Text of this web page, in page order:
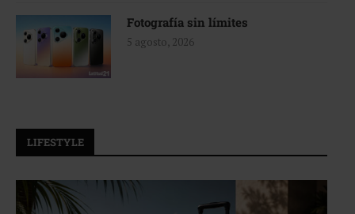
Fotografía sin límites
5 agosto, 2026
LIFESTYLE